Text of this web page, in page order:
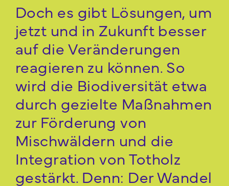
Doch es gibt Lösungen, um
jetzt und in Zukunft besser
auf die Veränderungen
reagieren zu können. So
wird die Biodiversität etwa
durch gezielte Maßnahmen
zur Förderung von
Mischwäldern und die
Integration von Totholz
gestärkt. Denn: Der Wandel